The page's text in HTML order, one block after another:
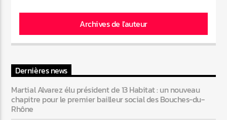
Web-Radio-Italia
Archives de l'auteur
Dernières news
Martial Alvarez élu président de 13 Habitat : un nouveau
chapitre pour le premier bailleur social des Bouches-du-
Rhône